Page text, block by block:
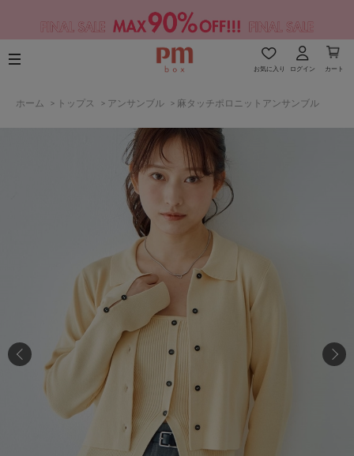
お気に入り ログイン カート
ホーム > トップス > アンサンブル > 麻タッチポロニットアンサンブル